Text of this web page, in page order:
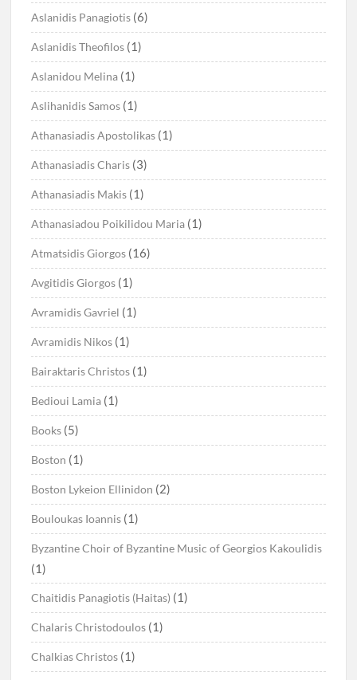
Aslanidis Panagiotis (6)
Aslanidis Theofilos (1)
Aslanidou Melina (1)
Aslihanidis Samos (1)
Athanasiadis Apostolikas (1)
Athanasiadis Charis (3)
Athanasiadis Makis (1)
Athanasiadou Poikilidou Maria (1)
Atmatsidis Giorgos (16)
Avgitidis Giorgos (1)
Avramidis Gavriel (1)
Avramidis Nikos (1)
Bairaktaris Christos (1)
Bedioui Lamia (1)
Books (5)
Boston (1)
Boston Lykeion Ellinidon (2)
Bouloukas Ioannis (1)
Byzantine Choir of Byzantine Music of Georgios Kakoulidis
(1)
Chaitidis Panagiotis (Haitas) (1)
Chalaris Christodoulos (1)
Chalkias Christos (1)